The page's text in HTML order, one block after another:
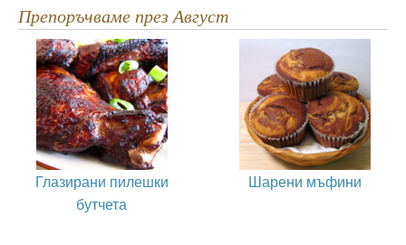
Препоръчваме през Август
Глазирани пилешки
бутчета
Шарени мъфини